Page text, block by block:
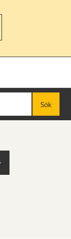
Sök